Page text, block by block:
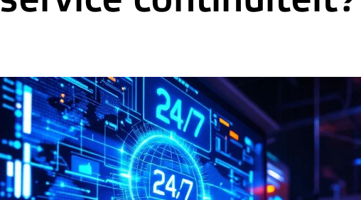
Omnichannel
Office telephony
BYOC- Bring your own
Media interactive
Charitable causes